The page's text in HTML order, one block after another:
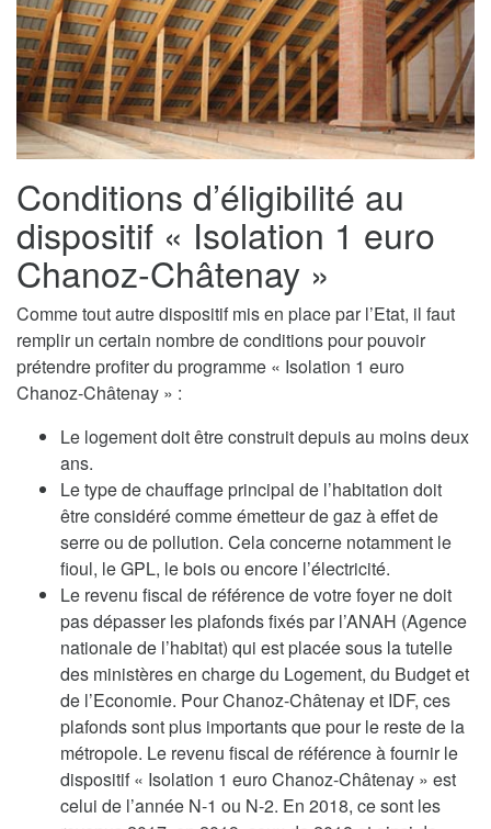
Conditions d’éligibilité au
dispositif « Isolation 1 euro
Chanoz-Châtenay »
Comme tout autre dispositif mis en place par l’Etat, il faut
remplir un certain nombre de conditions pour pouvoir
prétendre profiter du programme « Isolation 1 euro
Chanoz-Châtenay » :
Le logement doit être construit depuis au moins deux
ans.
Le type de chauffage principal de l’habitation doit
être considéré comme émetteur de gaz à effet de
serre ou de pollution. Cela concerne notamment le
fioul, le GPL, le bois ou encore l’électricité.
Le revenu fiscal de référence de votre foyer ne doit
pas dépasser les plafonds fixés par l’ANAH (Agence
nationale de l’habitat) qui est placée sous la tutelle
des ministères en charge du Logement, du Budget et
de l’Economie. Pour Chanoz-Châtenay et IDF, ces
plafonds sont plus importants que pour le reste de la
métropole. Le revenu fiscal de référence à fournir le
dispositif « Isolation 1 euro Chanoz-Châtenay » est
celui de l’année N-1 ou N-2. En 2018, ce sont les